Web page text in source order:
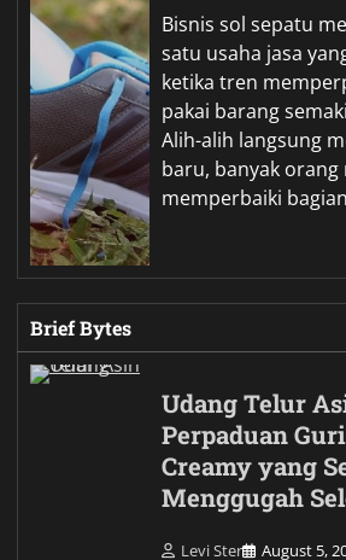
Bisnis sol sepatu
satu usaha jasa
ketika tren
pakai barang
Alih-alih langsung
baru, banyak orang
memperbaiki
Brief Bytes
Udang Telur
Perpaduan
Creamy yang
Menggugah
Levi Ster August 5,